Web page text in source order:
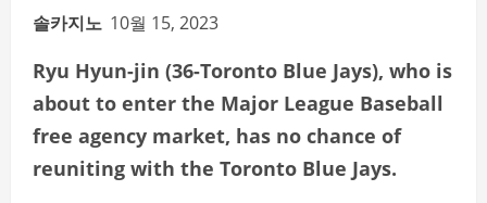
솔카지노 10월 15, 2023
Ryu Hyun-jin (36-Toronto Blue Jays), who is
about to enter the Major League Baseball
free agency market, has no chance of
reuniting with the Toronto Blue Jays.